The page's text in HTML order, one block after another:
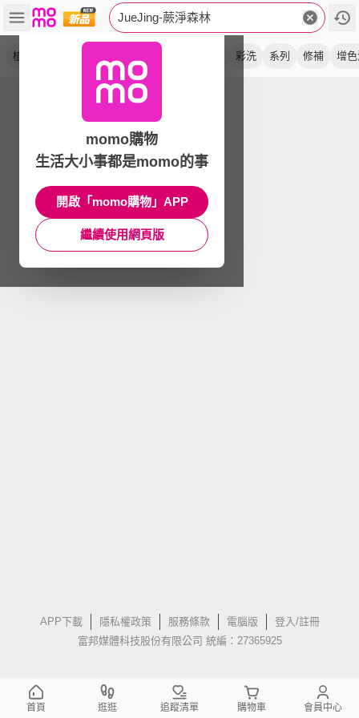
JueJing-蕨淨森林
植萃 彩洗 系列 修補 增
APP下載 隱私權政策 服務條款 電腦版
登入/註冊
富邦媒體科技股份有限公司 統編：27365925
momo購物
生活大小事都是momo的事
開啟「momo購物」APP
繼續使用網頁版
首頁 逛逛 追蹤清單 購物車 會員中心